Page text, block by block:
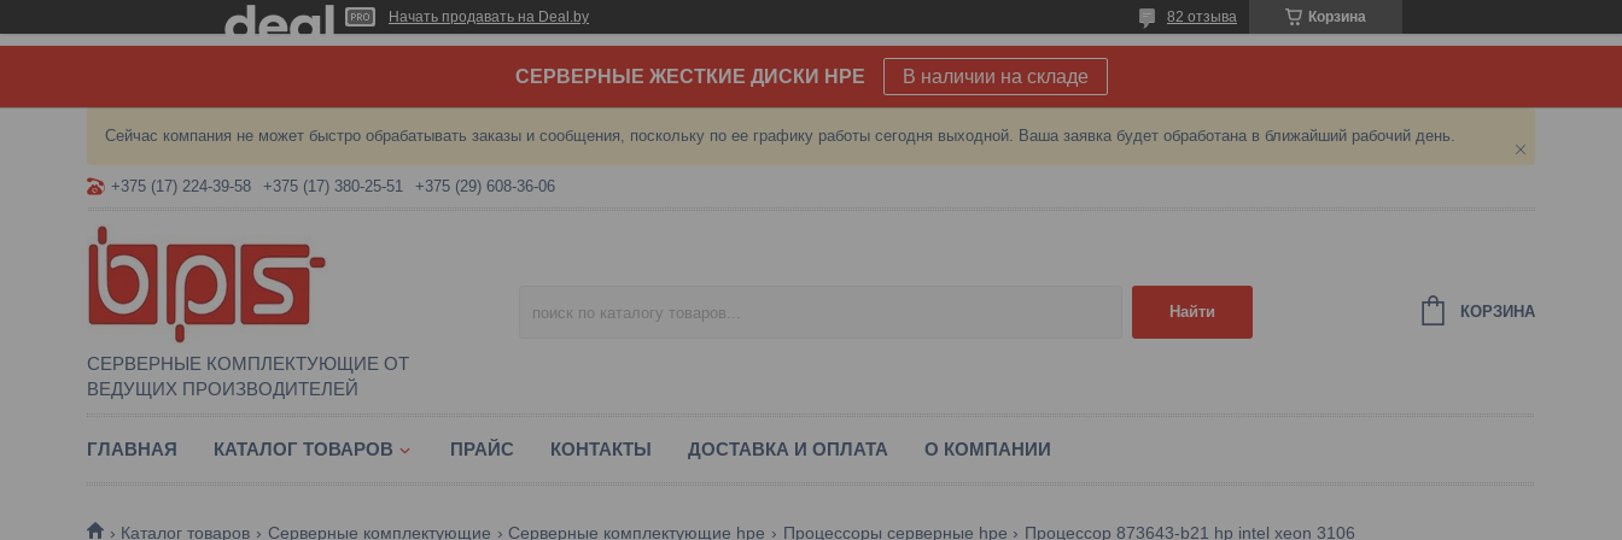
Начать продавать на Deal.by Корзина
82 отзыва
СЕРВЕРНЫЕ ЖЕСТКИЕ ДИСКИ HPE В наличии на складе
Сейчас компания не может быстро обрабатывать заказы и сообщения, поскольку по ее графику работы сегодня выходной. Ваша заявка будет обработана в ближайший рабочий день.
+375 (17) 224-39-58 +375 (17) 380-25-51 +375 (29) 608-36-06
СЕРВЕРНЫЕ КОМПЛЕКТУЮЩИЕ ОТ
ВЕДУЩИХ ПРОИЗВОДИТЕЛЕЙ
Найти КОРЗИНА
ГЛАВНАЯ КАТАЛОГ ТОВАРОВ ПРАЙС КОНТАКТЫ ДОСТАВКА И ОПЛАТА О КОМПАНИИ
Каталог товаров Серверные комплектующие Серверные комплектующие hpe Процессоры серверные hpe Процессор 873643-b21 hp intel xeon 3106